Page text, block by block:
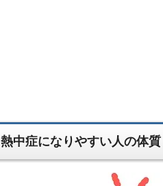
熱中症になりやすい人の体